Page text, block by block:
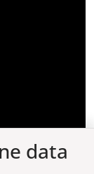
data